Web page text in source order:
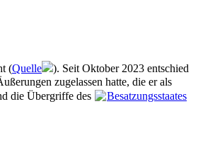
(Quelle
). Seit Oktober 2023 entschied
zugelassen hatte, die er als
die Übergriffe des
Besatzungsstaates